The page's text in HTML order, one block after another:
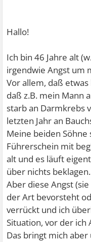
Hallo!
Ich bin 46 Jahre alt
irgendwie Angst um
Vor allem, daß
daß z.B. mein Mann
starb an Darmkrebs
letzten Jahr an
Meine beiden Söhne
Führerschein mit
alt und es läuft
über nichts beklagen.
Aber diese Angst
der Art bevorsteht
verrückt und ich
Situation, vor der
Das bringt mich